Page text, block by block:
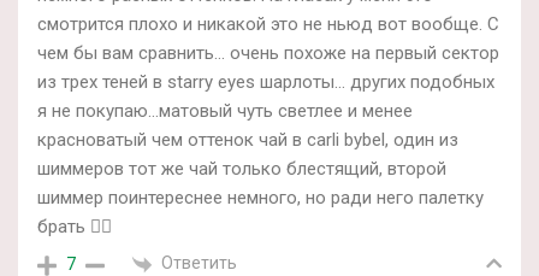
смотрится плохо и никакой это не ньюд вот вообще. С
чем бы вам сравнить… очень похоже на первый сектор
из трех теней в starry eyes шарлоты… других подобных
я не покупаю…матовый чуть светлее и менее
красноватый чем оттенок чай в carli bybel, один из
шиммеров тот же чай только блестящий, второй
шиммер поинтереснее немного, но ради него палетку
брать 🤷‍♀️
7 Ответить